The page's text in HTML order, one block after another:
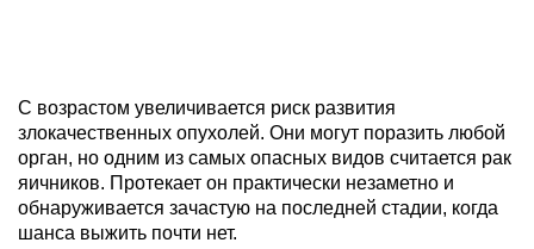
С возрастом увеличивается риск развития
злокачественных опухолей. Они могут поразить любой
орган, но одним из самых опасных видов считается рак
яичников. Протекает он практически незаметно и
обнаруживается зачастую на последней стадии, когда
шанса выжить почти нет.